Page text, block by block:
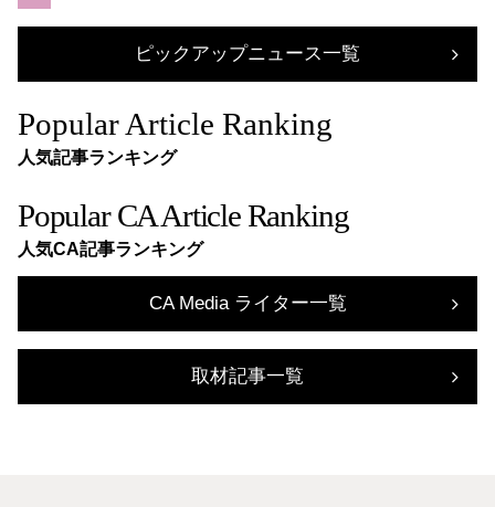
ピックアップニュース一覧
Popular Article Ranking
人気記事ランキング
Popular CA Article Ranking
人気CA記事ランキング
CA Media ライター一覧
取材記事一覧